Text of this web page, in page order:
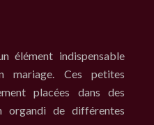
élément indispensable
mariage. Ces petites
placées dans des
organdi de différentes